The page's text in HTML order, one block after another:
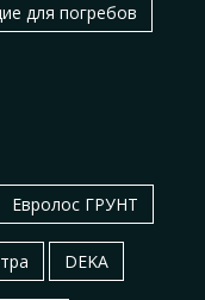
для погребов
Евролос ГРУНТ
DEKA